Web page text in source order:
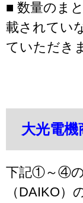
■ 数量のま
載されてい
ていただき
大光電機
下記①～④の
（DAIKO